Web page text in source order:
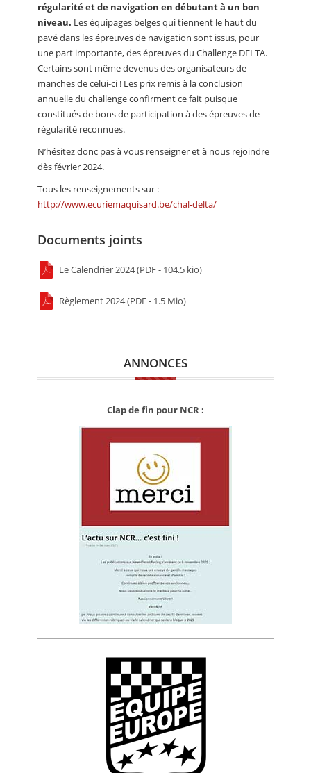
régularité et de navigation en débutant à un bon
niveau. Les équipages belges qui tiennent le haut du
pavé dans les épreuves de navigation sont issus, pour
une part importante, des épreuves du Challenge DELTA.
Certains sont même devenus des organisateurs de
manches de celui-ci ! Les prix remis à la conclusion
annuelle du challenge confirment ce fait puisque
constitués de bons de participation à des épreuves de
régularité reconnues.
N’hésitez donc pas à vous renseigner et à nous rejoindre
dès février 2024.
Tous les renseignements sur :
http://www.ecuriemaquisard.be/chal-delta/
Documents joints
Le Calendrier 2024 (PDF - 104.5 kio)
Règlement 2024 (PDF - 1.5 Mio)
ANNONCES
Clap de fin pour NCR :